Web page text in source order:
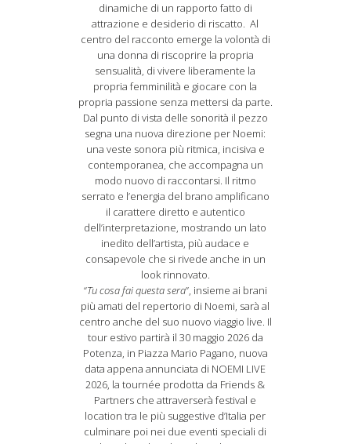
dinamiche di un rapporto fatto di
attrazione e desiderio di riscatto. Al
centro del racconto emerge la volontà di
una donna di riscoprire la propria
sensualità, di vivere liberamente la
propria femminilità e giocare con la
propria passione senza mettersi da parte.
Dal punto di vista delle sonorità il pezzo
segna una nuova direzione per Noemi:
una veste sonora più ritmica, incisiva e
contemporanea, che accompagna un
modo nuovo di raccontarsi. Il ritmo
serrato e l’energia del brano amplificano
il carattere diretto e autentico
dell’interpretazione, mostrando un lato
inedito dell’artista, più audace e
consapevole che si rivede anche in un
look rinnovato.
“Tu cosa fai questa sera”, insieme ai brani
più amati del repertorio di Noemi, sarà al
centro anche del suo nuovo viaggio live. Il
tour estivo partirà il 30 maggio 2026 da
Potenza, in Piazza Mario Pagano, nuova
data appena annunciata di NOEMI LIVE
2026, la tournée prodotta da Friends &
Partners che attraverserà festival e
location tra le più suggestive d’Italia per
culminare poi nei due eventi speciali di